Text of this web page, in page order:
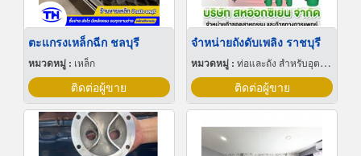
ตะแกรงเหล็กฉีก ชลบุรี
หมวดหมู่ : เหล็ก
ติดต่อผู้ขาย
จำหน่ายถังดับเพลิง ราชบุรี
หมวดหมู่ : ท่อและถัง สำหรับอุตสาหกรรมและเวชกรรมแก๊ส
ติดต่อผู้ขาย